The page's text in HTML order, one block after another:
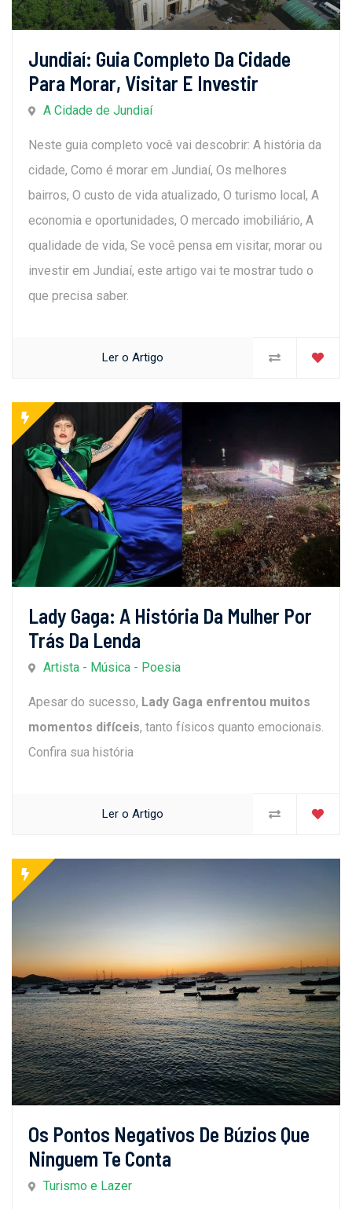
Jundiaí: Guia Completo Da Cidade
Para Morar, Visitar E Investir
A Cidade de Jundiaí
Neste guia completo você vai descobrir: A história da
cidade, Como é morar em Jundiaí, Os melhores
bairros, O custo de vida atualizado, O turismo local, A
economia e oportunidades, O mercado imobiliário, A
qualidade de vida, Se você pensa em visitar, morar ou
investir em Jundiaí, este artigo vai te mostrar tudo o
que precisa saber.
Ler o Artigo
Lady Gaga: A História Da Mulher Por
Trás Da Lenda
Artista - Música - Poesia
Apesar do sucesso, Lady Gaga enfrentou muitos
momentos difíceis, tanto físicos quanto emocionais.
Confira sua história
Ler o Artigo
Os Pontos Negativos De Búzios Que
Ninguem Te Conta
Turismo e Lazer